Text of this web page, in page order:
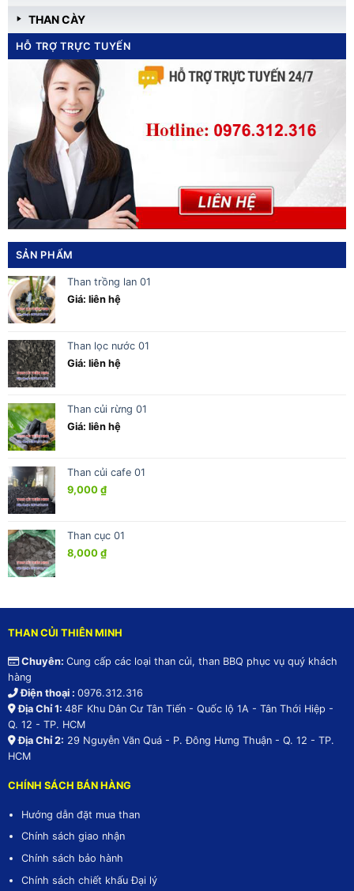
THAN CÀY
HỖ TRỢ TRỰC TUYẾN
SẢN PHẨM
Than trồng lan 01
Giá: liên hệ
Than lọc nước 01
Giá: liên hệ
Than củi rừng 01
Giá: liên hệ
Than củi cafe 01
9,000 ₫
Than cục 01
8,000 ₫
THAN CỦI THIÊN MINH
Chuyên: Cung cấp các loại than củi, than BBQ phục vụ quý khách
hàng
Điện thoại : 0976.312.316
Địa Chỉ 1: 48F Khu Dân Cư Tân Tiến - Quốc lộ 1A - Tân Thới Hiệp -
Q. 12 - TP. HCM
Địa Chỉ 2: 29 Nguyễn Văn Quá - P. Đông Hưng Thuận - Q. 12 - TP.
HCM
CHÍNH SÁCH BÁN HÀNG
Hướng dẫn đặt mua than
Chính sách giao nhận
Chính sách bảo hành
Chính sách chiết khấu Đại lý